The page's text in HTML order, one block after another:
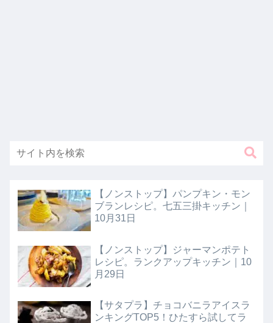
【ノンストップ】パンプキン・モン
ブランレシピ。七五三掛キッチン｜
10月31日
【ノンストップ】ジャーマンポテト
レシピ。ランクアップキッチン｜10
月29日
【サタプラ】チョコバニラアイスラ
ンキングTOP5！ひたすら試してラ